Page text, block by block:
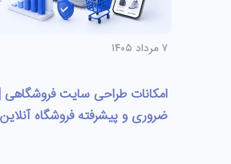
۷ مرداد ۱۴۰۵
امکانات طراحی سایت فروشگاهی
ضروری و پیشرفته فروشگاه آنلاین